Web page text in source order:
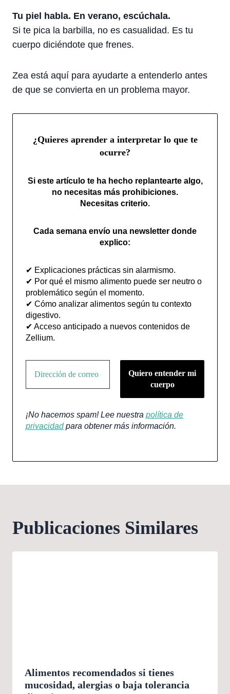
Tu piel habla. En verano, escúchala.
Si te pica la barbilla, no es casualidad. Es tu
cuerpo diciéndote que frenes.
Zea está aquí para ayudarte a entenderlo antes
de que se convierta en un problema mayor.
¿Quieres aprender a interpretar lo que te
ocurre?
Si este artículo te ha hecho replantearte algo,
no necesitas más prohibiciones.
Necesitas criterio.
Cada semana envío una newsletter donde
explico:
✔ Explicaciones prácticas sin alarmismo.
✔ Por qué el mismo alimento puede ser neutro o
problemático según el momento.
✔ Cómo analizar alimentos según tu contexto
digestivo.
✔ Acceso anticipado a nuevos contenidos de
Zellium.
¡No hacemos spam! Lee nuestra política de
privacidadpara obtener más información.
Publicaciones Similares
Alimentos recomendados si tienes
mucosidad, alergias o baja tolerancia